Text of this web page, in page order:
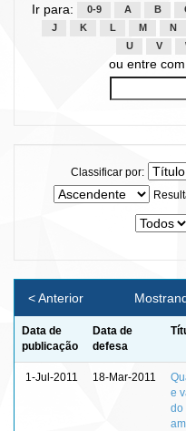
Ir para: 0-9 A B
J
K L M N
U
V
ou entre
Classificar por:
< Anterior
Data de
publicação
Data de
defesa
1-Jul-2011 18-Mar-2011
e
do